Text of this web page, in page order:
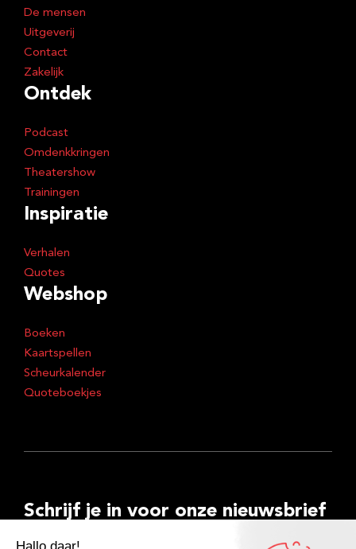
De mensen
Uitgeverij
Contact
Zakelijk
Ontdek
Podcast
Omdenkkringen
Theatershow
Trainingen
Inspiratie
Verhalen
Quotes
Webshop
Boeken
Kaartspellen
Scheurkalender
Quoteboekjes
Schrijf je in voor onze nieuwsbrief